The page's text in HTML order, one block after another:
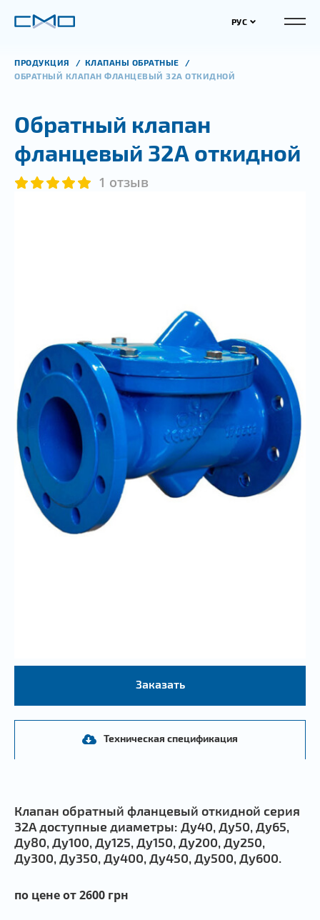
РУС
ПРОДУКЦИЯ
КЛАПАНЫ ОБРАТНЫЕ
ОБРАТНЫЙ КЛАПАН ФЛАНЦЕВЫЙ 32А ОТКИДНОЙ
Обратный клапан
фланцевый 32А откидной
1 отзыв
Заказать
Техническая спецификация
Клапан обратный фланцевый откидной серия
32А доступные диаметры: Ду40, Ду50, Ду65,
Ду80, Ду100, Ду125, Ду150, Ду200, Ду250,
Ду300, Ду350, Ду400, Ду450, Ду500, Ду600.
по цене от 2600 грн